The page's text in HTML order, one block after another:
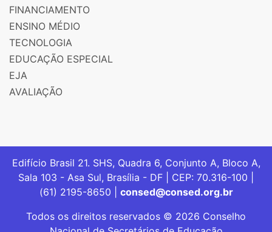
FINANCIAMENTO
ENSINO MÉDIO
TECNOLOGIA
EDUCAÇÃO ESPECIAL
EJA
AVALIAÇÃO
Edifício Brasil 21. SHS, Quadra 6, Conjunto A, Bloco A,
Sala 103 - Asa Sul, Brasília - DF | CEP: 70.316-100 |
(61) 2195-8650 | consed@consed.org.br
Todos os direitos reservados © 2026 Conselho